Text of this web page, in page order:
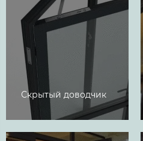
Скрытый доводчик